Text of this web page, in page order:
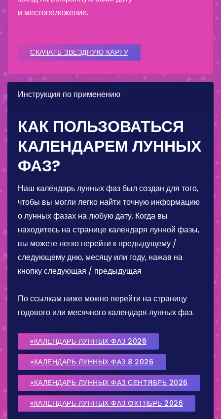
и местоположение.
СКАЧАТЬ ЗВЕЗДНУЮ КАРТУ
Инструкция по применению
КАК ПОЛЬЗОВАТЬСЯ
КАЛЕНДАРЕМ ЛУННЫХ
ФАЗ?
Наш календарь лунных фаз был создан для того,
чтобы вы могли легко найти точную информацию
о лунных фазах на любую дату. Когда вы
находитесь на странице календаря лунной фазы,
вы можете легко перейти к предыдущему /
следующему дню, месяцу или году, нажав на
кнопку следующая / предыдущая
По ссылкам ниже можно перейти на страницу
годового или месячного календаря лунных фаз.
»КАЛЕНДАРЬ ЛУННЫХ ФАЗ 2026
»КАЛЕНДАРЬ ЛУННЫХ ФАЗ 8 2026
»КАЛЕНДАРЬ ЛУННЫХ ФАЗ СЕНТЯБРЬ 2026
»КАЛЕНДАРЬ ЛУННЫХ ФАЗ OКТЯБРЬ 2026